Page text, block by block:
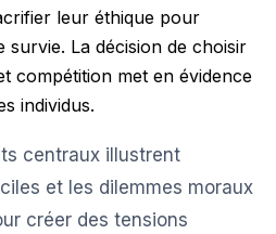
leur éthique pour
La décision de choisir
compétition met en évidence
individus.
centraux illustrent
et les dilemmes moraux
créer des tensions